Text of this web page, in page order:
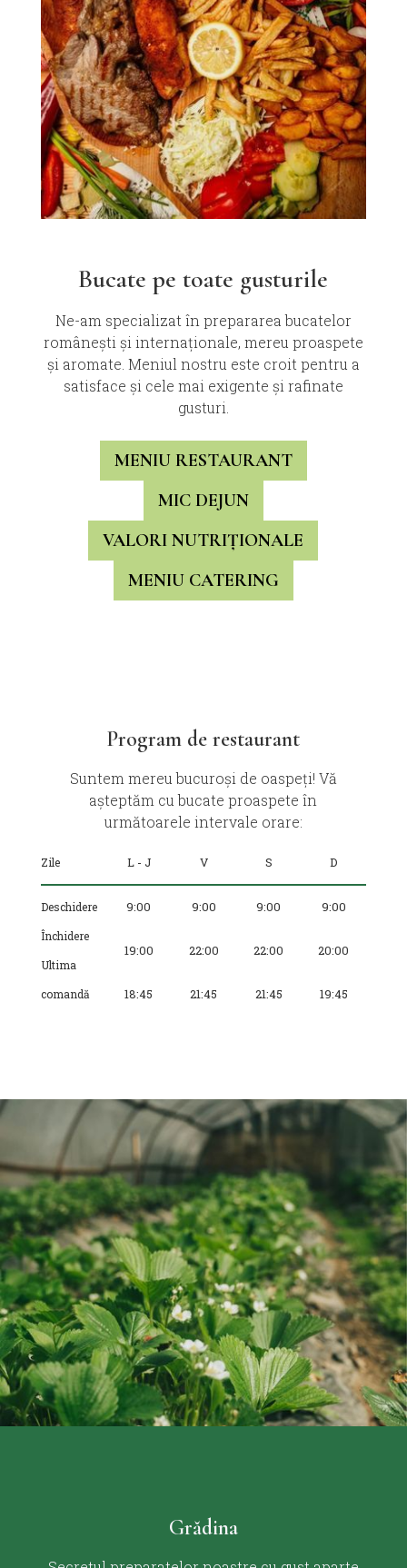
Bucate pe toate gusturile
Ne-am specializat în prepararea bucatelor
românești și internaționale, mereu proaspete
și aromate. Meniul nostru este croit pentru a
satisface și cele mai exigente și rafinate
gusturi.
MENIU RESTAURANT
MIC DEJUN
VALORI NUTRIȚIONALE
MENIU CATERING
Program de restaurant
Suntem mereu bucuroși de oaspeți! Vă
așteptăm cu bucate proaspete în
următoarele intervale orare:
Zile L - J V S D
Deschidere
Închidere
Ultima
comandă
9:00
19:00
18:45
9:00
22:00
21:45
9:00
22:00
21:45
9:00
20:00
19:45
Grădina